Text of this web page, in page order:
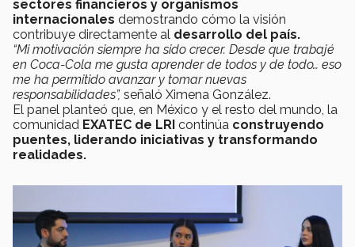
sectores financieros y organismos
internacionales demostrando cómo la visión
contribuye directamente al desarrollo del país.
“Mi motivación siempre ha sido crecer. Desde que trabajé
en Coca-Cola me gusta aprender de todos y de todo… eso
me ha permitido avanzar y tomar nuevas
responsabilidades”, señaló Ximena González.
El panel planteó que, en México y el resto del mundo, la
comunidad EXATEC de LRI continúa construyendo
puentes, liderando iniciativas y transformando
realidades.